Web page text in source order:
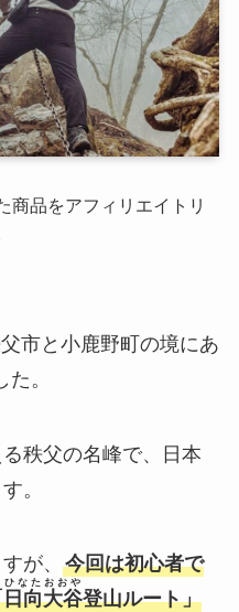
品をアフィリエイトリ
市と小鹿野町の境にあ
。
秩父の名峰で、日本
。
が、 今回は初心者で
日向大谷
ひなたおおや
登山ルート」